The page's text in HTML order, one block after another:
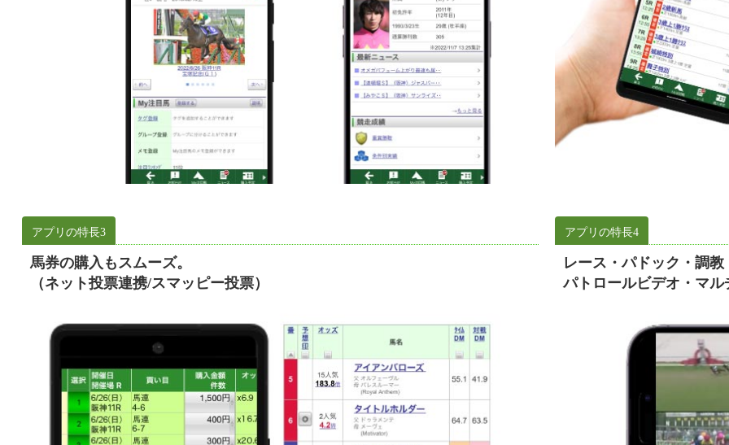
アプリの特長3
馬券の購入もスムーズ。
（ネット投票連携/スマッピー投票）
アプリの特長4
レース・パドック・調教
パトロールビデオ・マ